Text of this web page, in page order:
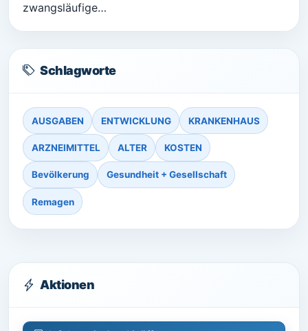
zwangsläufige…
Schlagworte
AUSGABEN ENTWICKLUNG KRANKENHAUS
ARZNEIMITTEL ALTER KOSTEN
Bevölkerung Gesundheit + Gesellschaft
Remagen
Aktionen